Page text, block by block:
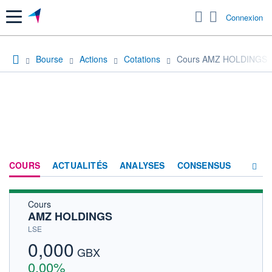
Menu Connexion
Bourse Actions Cotations Cours AMZ HOLDINGS
COURS ACTUALITÉS ANALYSES CONSENSUS
Cours
AMZ HOLDINGS
LSE
0,000 GBX
0,00%